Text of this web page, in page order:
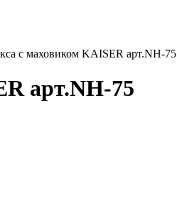
с маховиком KAISER арт.NH-75
арт.NH-75